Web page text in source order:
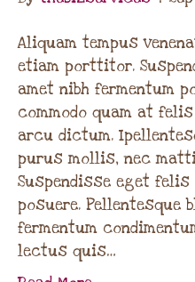
Aliquam tempus
etiam porttitor.
amet nibh fermentum
commodo quam at
arcu dictum.
purus mollis, nec
Suspendisse eget
posuere. Pellentesque
fermentum
lectus quis…